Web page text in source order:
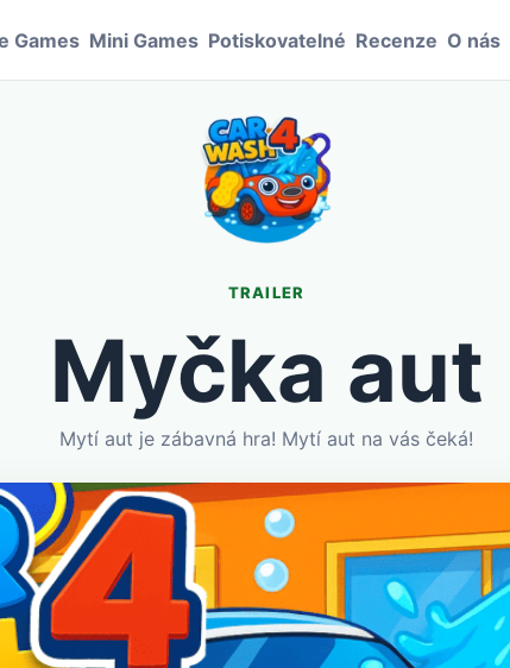
Games Mini Games Potiskovatelné Recenze O nás
TRAILER
Myčka aut
Mytí aut je zábavná hra! Mytí aut na vás čeká!